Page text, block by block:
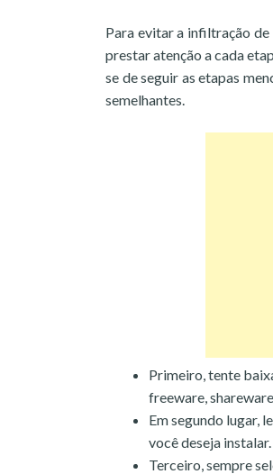
Para evitar a infiltração
prestar atenção a cada
se de seguir as etapas
semelhantes.
Primeiro, tente
freeware,
Em segundo lugar,
você deseja instalar.
Terceiro, sempre